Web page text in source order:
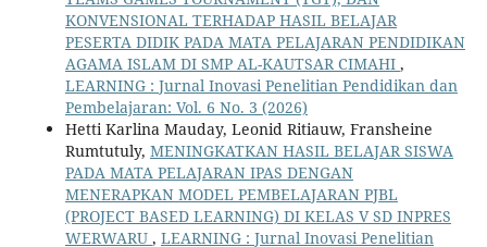
KONVENSIONAL TERHADAP HASIL BELAJAR
PESERTA DIDIK PADA MATA PELAJARAN PENDIDIKAN
AGAMA ISLAM DI SMP AL-KAUTSAR CIMAHI ,
LEARNING : Jurnal Inovasi Penelitian Pendidikan dan
Pembelajaran: Vol. 6 No. 3 (2026)
Hetti Karlina Mauday, Leonid Ritiauw, Fransheine
Rumtutuly, MENINGKATKAN HASIL BELAJAR SISWA
PADA MATA PELAJARAN IPAS DENGAN
MENERAPKAN MODEL PEMBELAJARAN PJBL
(PROJECT BASED LEARNING) DI KELAS V SD INPRES
WERWARU , LEARNING : Jurnal Inovasi Penelitian